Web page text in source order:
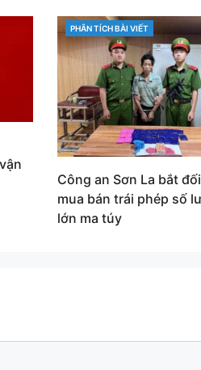
CATEGORIES
PHÂN TÍCH BÀI VIẾT
Công an Sơn La bắt
mua bán trái phép số
lớn ma túy